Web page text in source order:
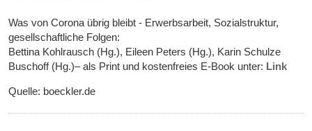
Was von Corona übrig bleibt - Erwerbsarbeit, Sozialstruktur,
gesellschaftliche Folgen:
Bettina Kohlrausch (Hg.), Eileen Peters (Hg.), Karin Schulze
Buschoff (Hg.)– als Print und kostenfreies E-Book unter: Link
Quelle: boeckler.de